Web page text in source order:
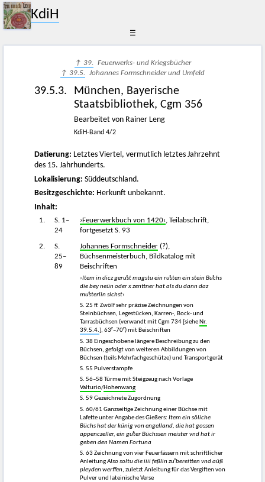
KdiH
☰
↑ 39. Feuerwerks- und Kriegsbücher
↑ 39.5. Johannes Formschneider und Umfeld
39.5.3.
München, Bayerische
Staatsbibliothek, Cgm 356
Bearbeitet von Rainer Leng
KdiH-Band 4/2
Datierung: Letztes Viertel, vermutlich letztes Jahrzehnt
des 15. Jahrhunderts.
Lokalisierung: Süddeutschland.
Besitzgeschichte: Herkunft unbekannt.
Inhalt:
1.
S. 1–
24
›Feuerwerkbuch von 1420‹, Teilabschrift,
fortgesetzt S. 93
2.
S.
25–
89
Johannes Formschneider (?),
Büchsenmeisterbuch, Bildkatalog mit
Beischriften
›Item in dicz geruͦst magstu ein ruͦsten ein stein Buͦchs
die bey neün oder x zenttner hat als du dann daz
muͦsterlin sichst‹
S. 25 ff. Zwölf sehr präzise Zeichnungen von
Steinbüchsen, Legestücken, Karren-, Bock- und
Tarrasbüchsen (verwandt mit Cgm 734 [sieheNr.
39.5.4.], 63r–70r) mit Beischriften
S. 38 Eingeschobene längere Beschreibung zu den
Büchsen, gefolgt von weiteren Abbildungen von
Büchsen (teils Mehrfachgeschütze) und Transportgerät
S. 55 Pulverstampfe
S. 56–58 Türme mit Steigzeug nach Vorlage
Valturio/Hohenwang
S. 59 Gezeichnete Zugordnung
S. 60/61 Ganzseitige Zeichnung einer Büchse mit
Lafette unter Angabe des Gießers: Item ein söliche
Büchs hat der künig von engelland, die hat gossen
appenczeller, ein guͦter Büchssen meister vnd hat ir
geben den Namen Fortuna
S. 63 Zeichnung von vier Feuerfässern mit schriftlicher
AnleitungAlso soltu die iiii feßlin zuͦ bereitten vnd aüß
pleyden werffen, zuletzt Anleitung für das Vergiften von
Pulver und lateinische Verse